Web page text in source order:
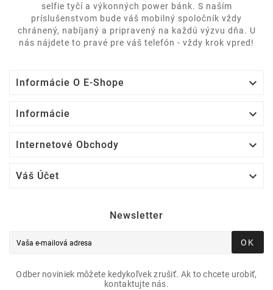
selfie tyčí a výkonných power bánk. S naším
príslušenstvom bude váš mobilný spoločník vždy
chránený, nabíjaný a pripravený na každú výzvu dňa. U
nás nájdete to pravé pre váš telefón - vždy krok vpred!
Informácie O E-Shope 
Informácie 
Internetové Obchody 
Váš Účet 
Newsletter
OK
Odber noviniek môžete kedykoľvek zrušiť. Ak to chcete urobiť,
kontaktujte nás.